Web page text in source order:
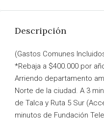
Descripción
(Gastos Comunes
*Rebaja a $400.000 por
Arriendo departamento
Norte de la ciudad. A 3
de Talca y Ruta 5 Sur
minutos de Fundación